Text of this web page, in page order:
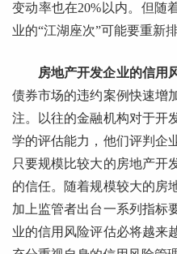
变动率也在20%以内。但随
业的“江湖座次”可能要重新排
房地产开发企业的信用
债券市场的违约案例快速增
注。以往的金融机构对于开
学的评估能力，他们评判企
只要规模比较大的房地产开
的信任。随着规模较大的房
加上监管者出台一系列指标
业的信用风险评估必将越来